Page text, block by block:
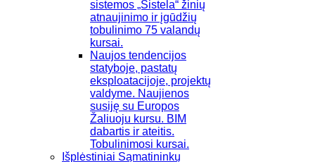
sistemos „Sistela“ žinių
atnaujinimo ir įgūdžių
tobulinimo 75 valandų
kursai.
Naujos tendencijos
statyboje, pastatų
eksploatacijoje, projektų
valdyme. Naujienos
susiję su Europos
Žaliuoju kursu. BIM
dabartis ir ateitis.
Tobulinimosi kursai.
Išplėstiniai Sąmatininkų